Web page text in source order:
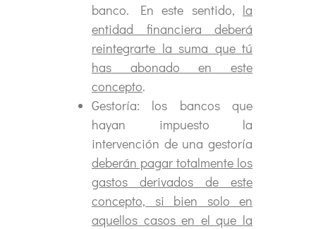
banco. En este sentido, la
entidad financiera deberá
reintegrarte la suma que tú
has abonado en este
concepto.
Gestoría: los bancos que
hayan impuesto la
intervención de una gestoría
deberán pagar totalmente los
gastos derivados de este
concepto, si bien solo en
aquellos casos en el que la